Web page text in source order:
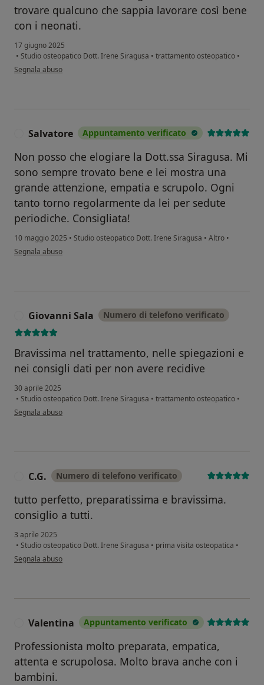
trovare qualcuno che sappia lavorare così bene
con i neonati.
17 giugno 2025
• Studio osteopatico Dott. Irene Siragusa • trattamento osteopatico •
secondo l'opinione dell'utente Claudia
Segnala abuso
Salvatore Appuntamento verificato
Non posso che elogiare la Dott.ssa Siragusa. Mi
sono sempre trovato bene e lei mostra una
grande attenzione, empatia e scrupolo. Ogni
tanto torno regolarmente da lei per sedute
periodiche. Consigliata!
10 maggio 2025 • Studio osteopatico Dott. Irene Siragusa • Altro •
secondo l'opinione dell'utente Salvatore
Segnala abuso
Giovanni Sala Numero di telefono verificato
Bravissima nel trattamento, nelle spiegazioni e
nei consigli dati per non avere recidive
30 aprile 2025
• Studio osteopatico Dott. Irene Siragusa • trattamento osteopatico •
secondo l'opinione dell'utente Giovanni Sala
Segnala abuso
C.G. Numero di telefono verificato
tutto perfetto, preparatissima e bravissima.
consiglio a tutti.
3 aprile 2025
• Studio osteopatico Dott. Irene Siragusa • prima visita osteopatica •
secondo l'opinione dell'utente C.G.
Segnala abuso
Valentina Appuntamento verificato
Professionista molto preparata, empatica,
attenta e scrupolosa. Molto brava anche con i
bambini.